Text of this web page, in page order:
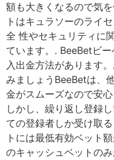
額も大きくなるので気
トはキュラソーのライ
全 性やセキュリティに
ています。. BeeBetビ
入出金方法があります
みましょうBeeBetは、
金がスムーズなので安
しかし、繰り返し登録
ての登録者しか受け取
トには最低有効ベット
のキャッシュベットの